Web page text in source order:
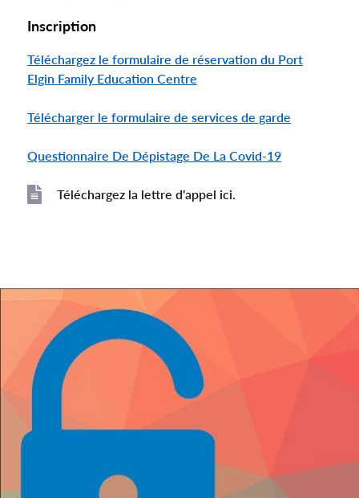
Inscription
Téléchargez le formulaire de réservation du Port
Elgin Family Education Centre
Télécharger le formulaire de services de garde
Questionnaire De Dépistage De La Covid-19
Téléchargez la lettre d'appel ici.